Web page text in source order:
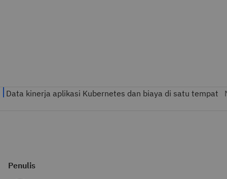
Penulis